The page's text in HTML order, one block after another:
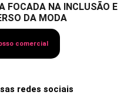
FOCADA NA INCLUSÃO E
DA MODA
comercial
redes sociais